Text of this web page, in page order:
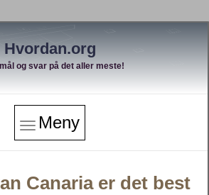
Hvordan.org
og svar på det aller meste!
Meny
Canaria er det best